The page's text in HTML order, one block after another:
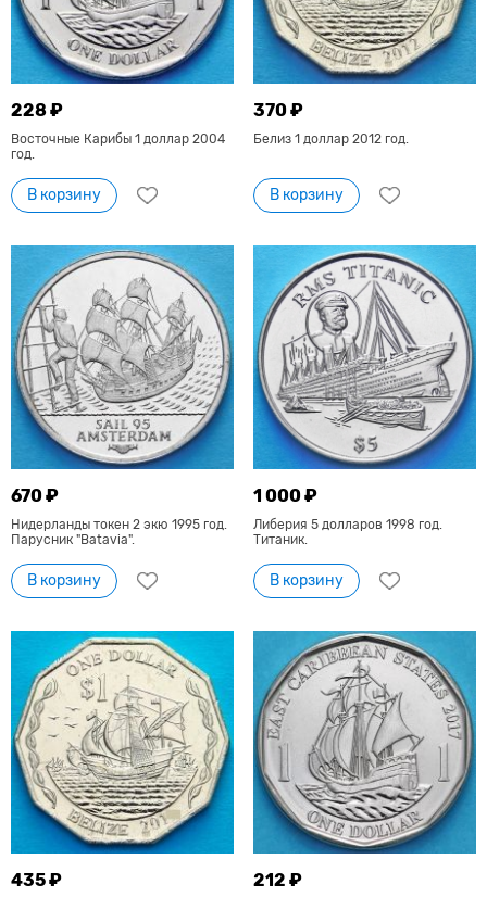
228 ₽
Восточные Карибы 1 доллар 2004
год.
В корзину
370 ₽
Белиз 1 доллар 2012 год.
В корзину
670 ₽
Нидерланды токен 2 экю 1995 год.
Парусник "Batavia".
В корзину
1 000 ₽
Либерия 5 долларов 1998 год.
Титаник.
В корзину
435 ₽ 212 ₽